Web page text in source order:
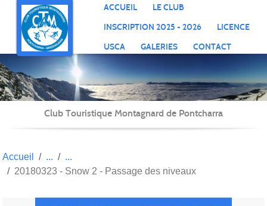
ACCUEIL
LE CLUB
INSCRIPTION 2025 - 2026
LICENCE
USCA
GALERIES CONTACT
Club Touristique Montagnard de Pontcharra
Accueil
20180323 - Snow 2 - Passage des niveaux
Panneau de gestion des cookies